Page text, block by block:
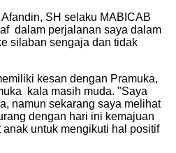
SH selaku MABICAB
dalam perjalanan saya dalam
silaban sengaja dan tidak
kesan dengan Pramuka,
kala masih muda. "Saya
namun sekarang saya melihat
dengan hari ini kemajuan
untuk mengikuti hal positif